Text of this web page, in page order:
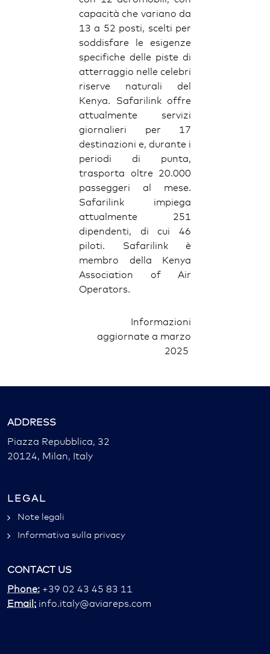
capacità che variano da
13 a 52 posti, scelti per
soddisfare le esigenze
specifiche delle piste di
atterraggio nelle celebri
riserve naturali del
Kenya. Safarilink offre
attualmente servizi
giornalieri per 17
destinazioni e, durante i
periodi di punta,
trasporta oltre 20.000
passeggeri al mese.
Safarilink impiega
attualmente 251
dipendenti, di cui 46
piloti. Safarilink è
membro della Kenya
Association of Air
Operators.
Informazioni
aggiornate a marzo
2025
ADDRESS
Piazza Repubblica, 32
20124, Milan, Italy
LEGAL
Note legali
Informativa sulla privacy
CONTACT US
Phone: +39 02 43 45 83 11
Email: info.italy@aviareps.com